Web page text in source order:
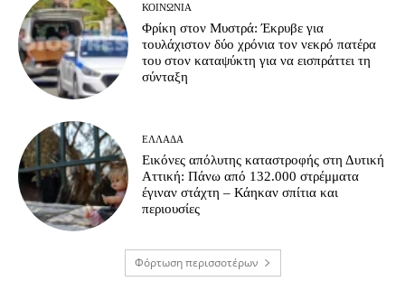
ΚΟΙΝΩΝΊΑ
Φρίκη στον Μυστρά: Έκρυβε για
τουλάχιστον δύο χρόνια τον νεκρό πατέρα
του στον καταψύκτη για να εισπράττει τη
σύνταξη
ΕΛΛΆΔΑ
Εικόνες απόλυτης καταστροφής στη Δυτική
Αττική: Πάνω από 132.000 στρέμματα
έγιναν στάχτη – Κάηκαν σπίτια και
περιουσίες
Φόρτωση περισσοτέρων